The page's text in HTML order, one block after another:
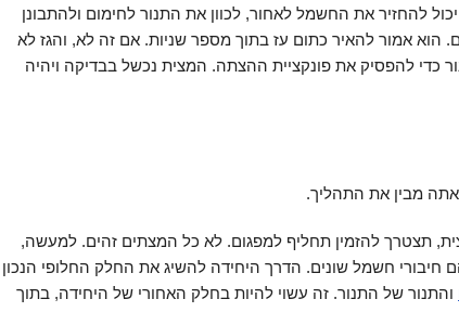
להחזיר את החשמל לאחור, לכוון את התנור לחימום ולהתבונן
הוא אמור להאיר כתום עז בתוך מספר שניות. אם זה לא, והגז לא
כדי להפסיק את פונקציית ההצתה. המצית נכשל בבדיקה ויהיה
מבין את התהליך.
תצטרך להזמין תחליף למפגום. לא כל המצתים זהים. למעשה,
חיבורי חשמל שונים. הדרך היחידה להשיג את החלק החלופי הנכון
והתנור של התנור. זה עשוי להיות בחלק האחורי של היחידה, בתוך